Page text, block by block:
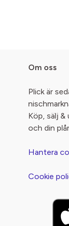
Om oss
Plick är
Köp, sälj
och din
Hantera
Cookie